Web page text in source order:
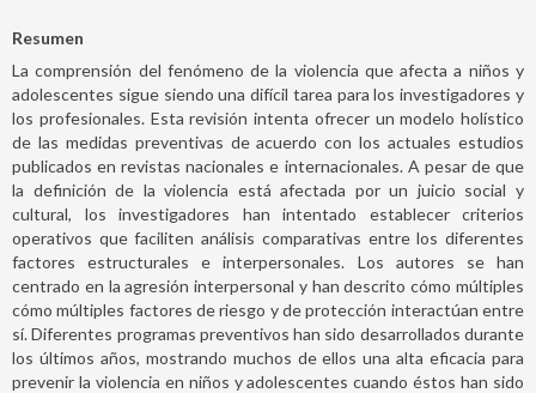
Resumen
La comprensión del fenómeno de la violencia que afecta a niños y
adolescentes sigue siendo una difícil tarea para los investigadores y
los profesionales. Esta revisión intenta ofrecer un modelo holístico
de las medidas preventivas de acuerdo con los actuales estudios
publicados en revistas nacionales e internacionales. A pesar de que
la definición de la violencia está afectada por un juicio social y
cultural, los investigadores han intentado establecer criterios
operativos que faciliten análisis comparativas entre los diferentes
factores estructurales e interpersonales. Los autores se han
centrado en la agresión interpersonal y han descrito cómo múltiples
cómo múltiples factores de riesgo y de protección interactúan entre
sí. Diferentes programas preventivos han sido desarrollados durante
los últimos años, mostrando muchos de ellos una alta eficacia para
prevenir la violencia en niños y adolescentes cuando éstos han sido